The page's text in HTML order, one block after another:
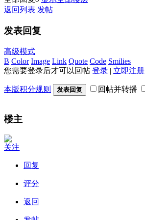
返回列表 发帖
发表回复
高级模式
B Color Image Link Quote Code Smilies
您需要登录后才可以回帖 登录 | 立即注册
本版积分规则 发表回复 回帖并转播
楼主
关注
回复
评分
返回